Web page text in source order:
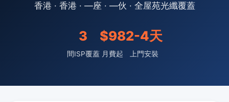
香港 · 香港 · —座 · —伙 · 全屋苑光纖覆蓋
3
間ISP覆蓋
$98
月費起
2-4天
上門安裝